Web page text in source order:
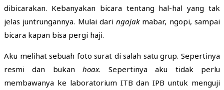
dibicarakan. Kebanyakan bicara tentang hal-hal yang tak
jelas juntrungannya. Mulai daringajakmabar, ngopi, sampai
bicara kapan bisa pergi haji.
Aku melihat sebuah foto surat di salah satu grup. Sepertinya
resmi dan bukanhoax. Sepertinya aku tidak perlu
membawanya ke laboratorium ITB dan IPB untuk menguji